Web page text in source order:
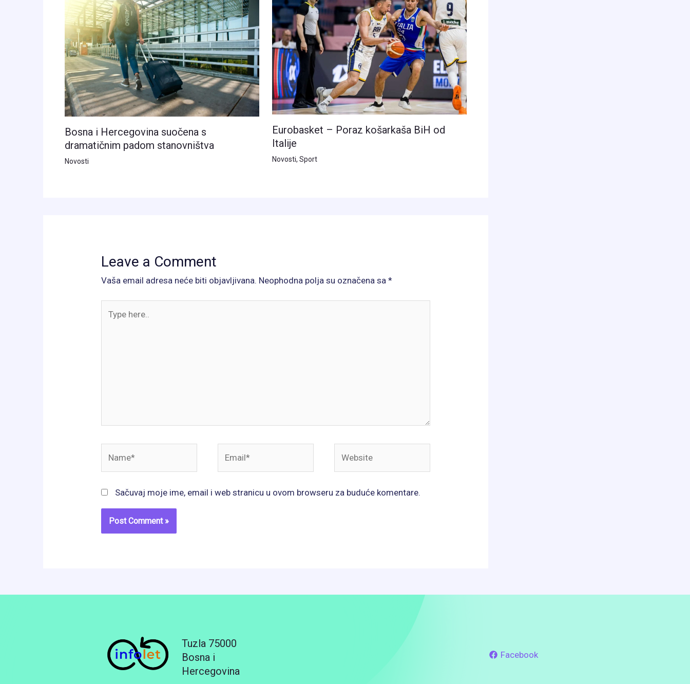
Bosna i Hercegovina suočena s
dramatičnim padom stanovništva
Novosti
Eurobasket – Poraz košarkaša BiH od
Italije
Novosti, Sport
Leave a Comment
Vaša email adresa neće biti objavljivana. Neophodna polja su označena sa *
here..
Sačuvaj moje ime, email i web stranicu u ovom browseru za buduće komentare.
Tuzla 75000
Bosna i
Hercegovina
Facebook